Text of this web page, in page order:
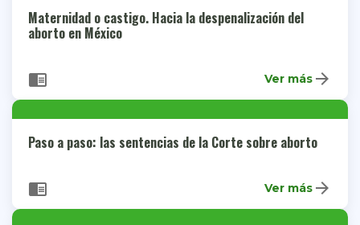
Maternidad o castigo. Hacia la despenalización del
aborto en México
chrome_reader_mode Ver más arrow_forward
Paso a paso: las sentencias de la Corte sobre aborto
chrome_reader_mode Ver más arrow_forward